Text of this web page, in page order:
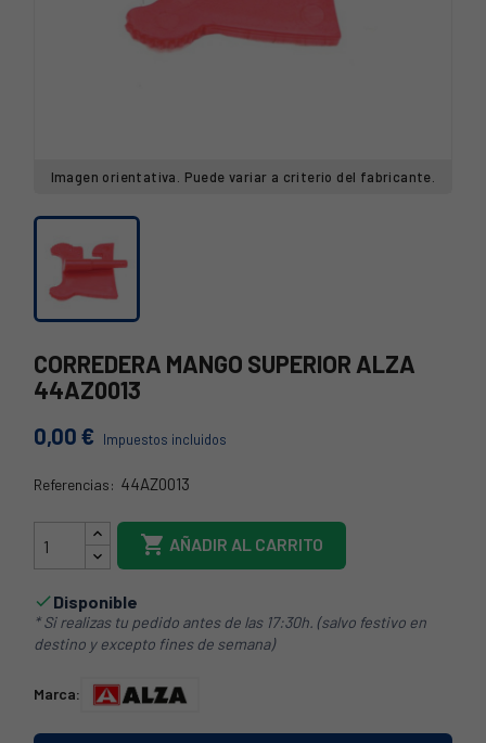
Imagen orientativa. Puede variar a criterio del fabricante.
CORREDERA MANGO SUPERIOR ALZA
44AZ0013
0,00 € Impuestos incluidos
Referencias: 44AZ0013
44AZ0013
 AÑADIR AL CARRITO
Disponible
* Si realizas tu pedido antes de las 17:30h. (salvo festivo en
destino y excepto fines de semana)
Marca: